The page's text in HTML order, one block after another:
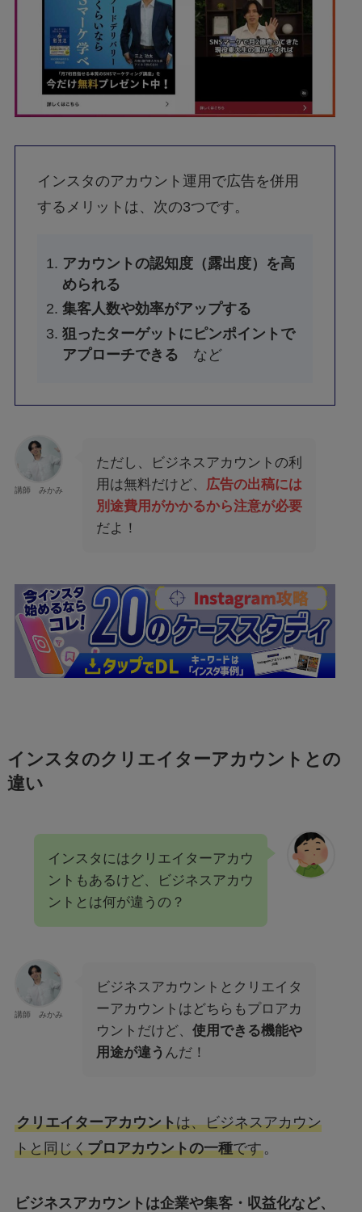
インスタのアカウント運用で広告を併用
するメリットは、次の3つです。
アカウントの認知度（露出度）を高
められる
集客人数や効率がアップする
狙ったターゲットにピンポイントで
アプローチできる など
講師 みかみ
ただし、ビジネスアカウントの利
用は無料だけど、
広告の出稿には
別途費用がかかるから注意が必要
だよ！
インスタのクリエイターアカウントとの
違い
インスタにはクリエイターアカウ
ントもあるけど、ビジネスアカウ
ントとは何が違うの？
講師 みかみ
ビジネスアカウントとクリエイタ
ーアカウントはどちらもプロアカ
ウントだけど、 使用できる機能や
用途が違う んだ！
クリエイターアカウントは、ビジネスアカウン
トと同じくプロアカウントの一種です。
ビジネスアカウントは企業や集客・収益化など、